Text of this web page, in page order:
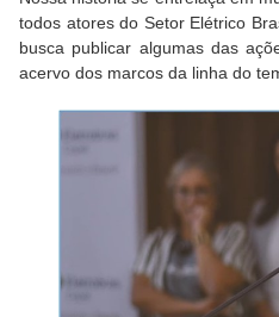
todos atores do Setor Elétrico
busca publicar algumas das
acervo dos marcos da linha do